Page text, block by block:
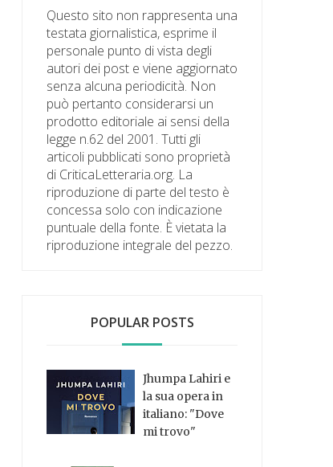
Questo sito non rappresenta una
testata giornalistica, esprime il
personale punto di vista degli
autori dei post e viene aggiornato
senza alcuna periodicità. Non
può pertanto considerarsi un
prodotto editoriale ai sensi della
legge n.62 del 2001. Tutti gli
articoli pubblicati sono proprietà
di CriticaLetteraria.org. La
riproduzione di parte del testo è
concessa solo con indicazione
puntuale della fonte. È vietata la
riproduzione integrale del pezzo.
POPULAR POSTS
Jhumpa Lahiri e
la sua opera in
italiano: "Dove
mi trovo"